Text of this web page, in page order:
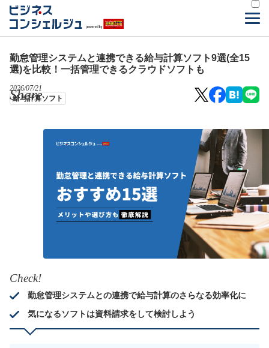
勤怠管理システムと連携できる給与計算ソフト9選(全15
選)を比較！一括管理できるクラウドソフトも
2026/07/21
給与計算ソフト
Share
Check!
勤怠管理システムとの連携で給与計算のさらなる効率化に
気になるソフトは資料請求をして検討しよう